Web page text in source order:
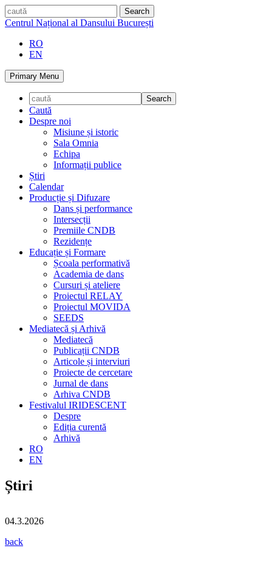
Skip
to
caută
Centrul Național al Dansului București
RO
EN
Primary Menu
Caută
Despre noi
Misiune și istoric
Sala Omnia
Echipa
Informații publice
Știri
Calendar
Producție și Difuzare
Dans și performance
Intersecții
Premiile CNDB
Rezidențe
Educație și Formare
Școala performativă
Academia de dans
Cursuri și ateliere
Proiectul RELAY
Proiectul MOVIDA
SEEDS
Mediatecă și Arhivă
Mediatecă
Publicații CNDB
Articole și interviuri
Proiecte de cercetare
Jurnal de dans
Arhiva CNDB
Festivalul IRIDESCENT
Despre
Ediția curentă
Arhivă
RO
EN
Știri
04.3.2026
back